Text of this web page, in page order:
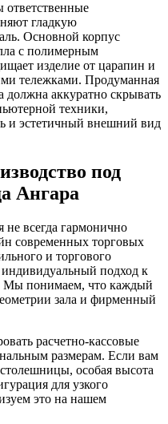
ответственные
гладкую
Основной корпус
с полимерным
изделие от царапин и
тележками. Продуманная
должна аккуратно скрывать
техники,
и эстетичный внешний вид
под
Ангара
всегда гармонично
современных торговых
и торгового
индивидуальный подход к
Мы понимаем, что каждый
зала и фирменный
расчетно-кассовые
размерам. Если вам
особая высота
для узкого
это на нашем